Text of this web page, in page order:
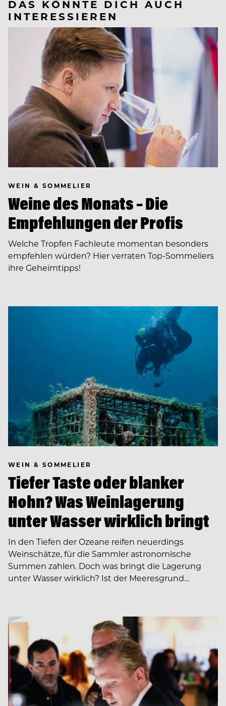
DAS KÖNNTE DICH AUCH
INTERESSIEREN
WEIN & SOMMELIER
Weine des Monats – Die
Empfehlungen der Profis
Welche Tropfen Fachleute momentan besonders
empfehlen würden? Hier verraten Top-Sommeliers
ihre Geheimtipps!
WEIN & SOMMELIER
Tiefer Taste oder blanker
Hohn? Was Weinlagerung
unter Wasser wirklich bringt
In den Tiefen der Ozeane reifen neuerdings
Weinschätze, für die Sammler astronomische
Summen zahlen. Doch was bringt die Lagerung
unter Wasser wirklich? Ist der Meeresgrund…